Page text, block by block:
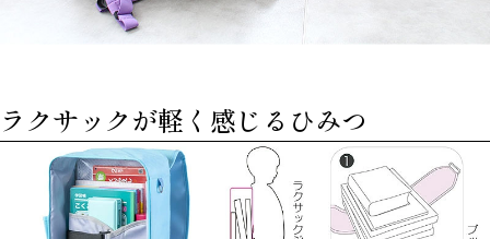
ラクサックが軽く感じるひみつ